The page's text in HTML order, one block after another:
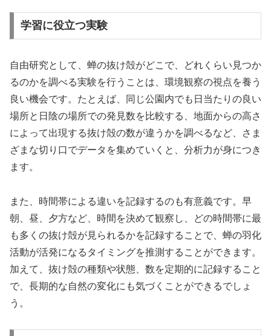
学習に役立つ実験
自由研究として、蝉の抜け殻がどこで、どれくらい見つか
るのかを調べる実験を行うことは、環境観察の視点を養う
良い機会です。たとえば、同じ公園内でも日当たりの良い
場所と日陰の場所での発見数を比較する、地面からの高さ
によって出現する抜け殻の数が違うかを調べるなど、さま
ざまな切り口でデータを集めていくと、分析力が身につき
ます。
また、時間帯による違いを記録するのも有意義です。早
朝、昼、夕方など、時間を決めて観察し、どの時間帯に最
も多くの抜け殻が見られるかを記録することで、蝉の羽化
活動が活発になるタイミングを推測することができます。
加えて、抜け殻の種類や状態、数を定期的に記録すること
で、長期的な自然の変化にも気づくことができるでしょ
う。